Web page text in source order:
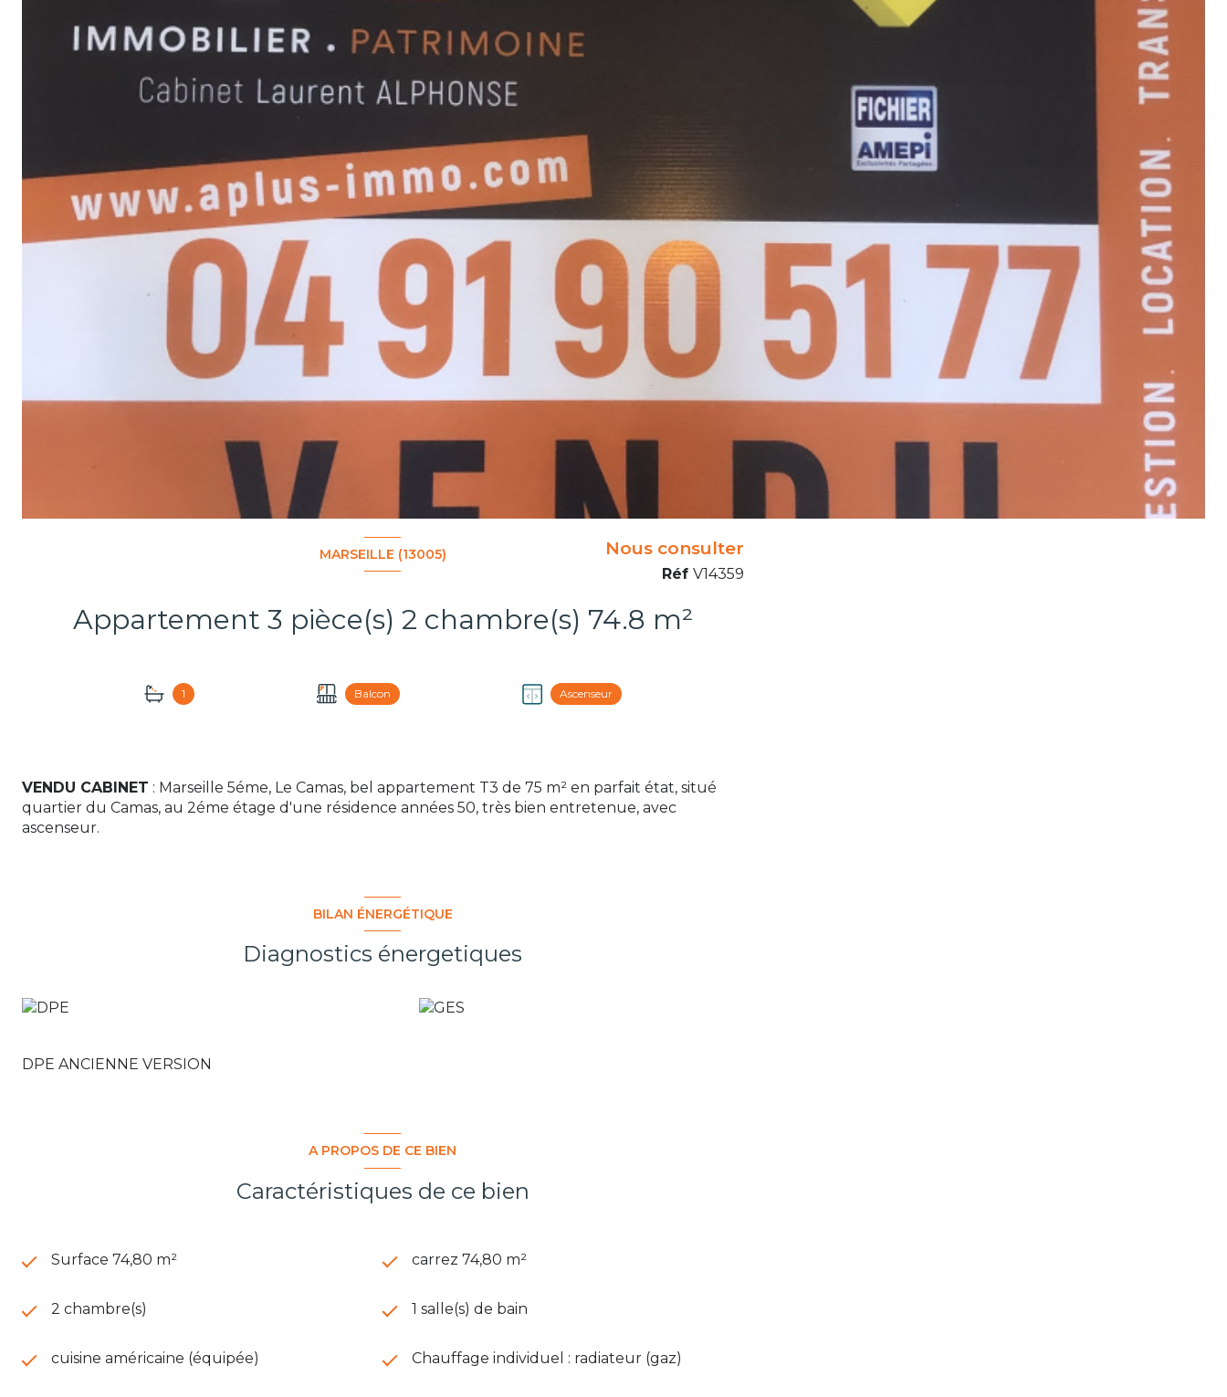
MARSEILLE (13005)
Appartement 3 pièce(s) 2 chambre(s) 74.8 m²
1 Balcon Ascenseur
Nous consulter
Réf V14359
VENDU CABINET : Marseille 5éme, Le Camas, bel appartement T3 de 75 m² en parfait état, situé
quartier du Camas, au 2éme étage d'une résidence années 50, très bien entretenue, avec
ascenseur.
BILAN ÉNERGÉTIQUE
Diagnostics énergetiques
DPE ANCIENNE VERSION
A PROPOS DE CE BIEN
Caractéristiques de ce bien
Surface 74,80 m² carrez 74,80 m²
2 chambre(s) 1 salle(s) de bain
cuisine américaine (équipée) Chauffage individuel : radiateur (gaz)